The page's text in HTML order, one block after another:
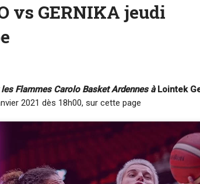
vs GERNIKA jeudi
Flammes Carolo Basket Ardennes àLointek
2021 dès 18h00, sur cette page